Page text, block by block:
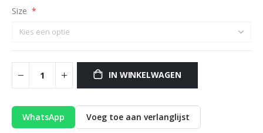
Size
IN WINKELWAGEN
WhatsApp Voeg toe aan verlanglijst